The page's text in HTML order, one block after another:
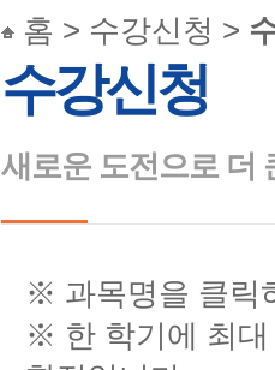
홈 > 수강신청 >
수강신청
새로운 도전으로 더
※ 과목명을 클릭
※ 한 학기에 최대